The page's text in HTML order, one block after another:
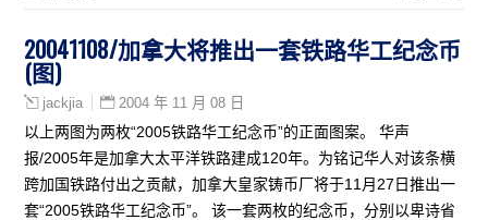
20041108/加拿大将推出一套铁路华工纪念币
(图)
jackjia 2004 年 11 月 08 日
以上两图为两枚“2005铁路华工纪念币”的正面图案。 华声
报/2005年是加拿大太平洋铁路建成120年。为铭记华人对该条横
跨加国铁路付出之贡献，加拿大皇家铸币厂将于11月27日推出一
套“2005铁路华工纪念币”。 该一套两枚的纪念币，分别以卑诗省